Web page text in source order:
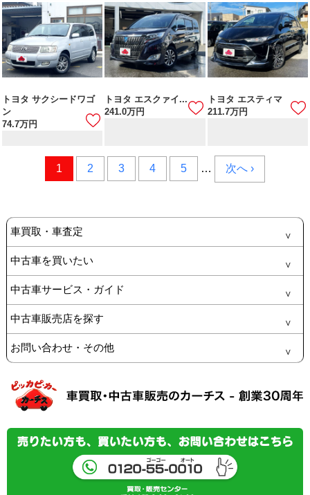
トヨタ サクシードワゴ
ン
74.7万円
トヨタ エスクァイ...
241.0万円
トヨタ エスティマ
211.7万円
1 2 3 4 5 … 次へ ›
車買取・車査定
中古車を買いたい
中古車サービス・ガイド
中古車販売店を探す
お問い合わせ・その他